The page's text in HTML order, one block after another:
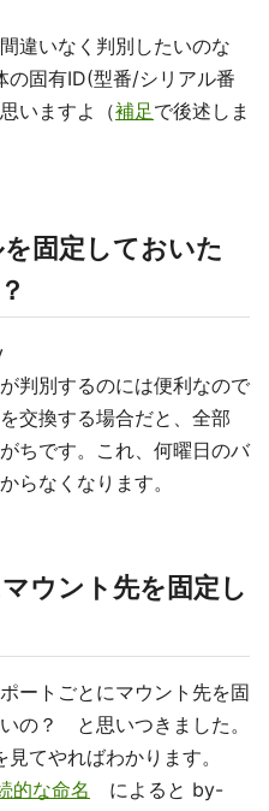
違いなく判別したいのな
の固有ID(型番/シリアル番
いますよ（補足で後述しま
固定しておいた
判別するのには便利なので
交換する場合だと、全部
ちです。これ、何曜日のバ
なくなります。
ウント先を固定し
ートごとにマウント先を固
の？ と思いつきました。
てやればわかります。
的な命名 によると by-